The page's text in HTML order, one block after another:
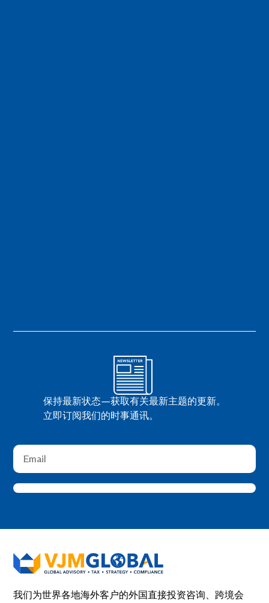
保持最新状态—获取有关最新主题的更新。
立即订阅我们的时事通讯。
我们为世界各地海外客户的外国直接投资咨询、跨境会